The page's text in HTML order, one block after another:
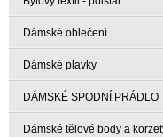
Dámské oblečení
Dámské plavky
DÁMSKÉ SPODNÍ PRÁDLO
Dámské tělové body a